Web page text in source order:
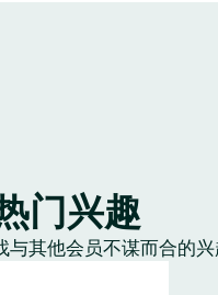
门兴趣
其他会员不谋而合的